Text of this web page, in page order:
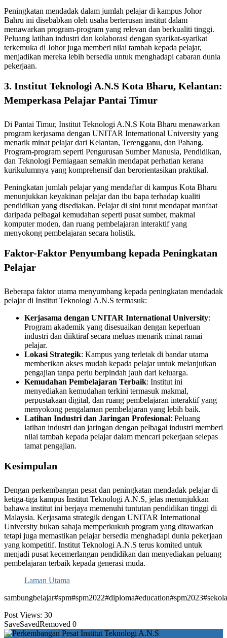
Peningkatan mendadak dalam jumlah pelajar di kampus Johor
Bahru ini disebabkan oleh usaha berterusan institut dalam
menawarkan program-program yang relevan dan berkualiti tinggi.
Peluang latihan industri dan kolaborasi dengan syarikat-syarikat
terkemuka di Johor juga memberi nilai tambah kepada pelajar,
menjadikan mereka lebih bersedia untuk menghadapi cabaran dunia
pekerjaan.
3. Institut Teknologi A.N.S Kota Bharu, Kelantan:
Memperkasa Pelajar Pantai Timur
Di Pantai Timur, Institut Teknologi A.N.S Kota Bharu menawarkan
program kerjasama dengan UNITAR International University yang
menarik minat pelajar dari Kelantan, Terengganu, dan Pahang.
Program-program seperti Pengurusan Sumber Manusia, Pendidikan,
dan Teknologi Perniagaan semakin mendapat perhatian kerana
kurikulumnya yang komprehensif dan berorientasikan praktikal.
Peningkatan jumlah pelajar yang mendaftar di kampus Kota Bharu
menunjukkan keyakinan pelajar dan ibu bapa terhadap kualiti
pendidikan yang disediakan. Pelajar di sini turut mendapat manfaat
daripada pelbagai kemudahan seperti pusat sumber, makmal
komputer moden, dan ruang pembelajaran interaktif yang
menyokong pembelajaran secara holistik.
Faktor-Faktor Penyumbang kepada Peningkatan
Pelajar
Beberapa faktor utama menyumbang kepada peningkatan mendadak
pelajar di Institut Teknologi A.N.S termasuk:
Kerjasama dengan UNITAR International University:
Program akademik yang disesuaikan dengan keperluan
industri dan diiktiraf secara meluas menarik minat ramai
pelajar.
Lokasi Strategik: Kampus yang terletak di bandar utama
memberikan akses mudah kepada pelajar untuk melanjutkan
pengajian tanpa perlu berpindah jauh dari keluarga.
Kemudahan Pembelajaran Terbaik: Institut ini
menyediakan kemudahan terkini termasuk makmal,
perpustakaan digital, dan ruang pembelajaran interaktif yang
menyokong pengalaman pembelajaran yang lebih baik.
Latihan Industri dan Jaringan Profesional: Peluang
latihan industri dan jaringan dengan pelbagai industri memberi
nilai tambah kepada pelajar dalam mencari pekerjaan selepas
tamat pengajian.
Kesimpulan
Dengan perkembangan pesat dan peningkatan mendadak pelajar di
ketiga-tiga kampus Institut Teknologi A.N.S, jelas menunjukkan
bahawa institut ini berjaya memenuhi tuntutan pendidikan tinggi di
Malaysia. Kerjasama strategik dengan UNITAR International
University bukan sahaja memperkukuh program yang ditawarkan
tetapi juga memastikan pelajar bersedia menghadapi dunia pekerjaan
yang kompetitif. Institut Teknologi A.N.S terus komited untuk
menjadi pusat kecemerlangan pendidikan dan menyediakan peluang
pembelajaran terbaik kepada generasi muda.
Laman Utama
Post Views: 30
SaveSavedRemoved 0